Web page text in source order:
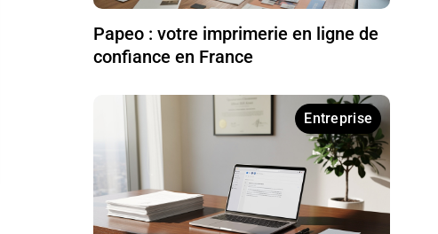
Papeo : votre imprimerie en ligne de
confiance en France
Entreprise